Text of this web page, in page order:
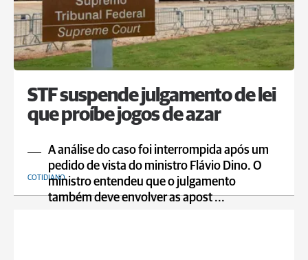
STF suspende julgamento de lei
que proíbe jogos de azar
A análise do caso foi interrompida após um
pedido de vista do ministro Flávio Dino. O
ministro entendeu que o julgamento
também deve envolver as apost ...
COTIDIANO